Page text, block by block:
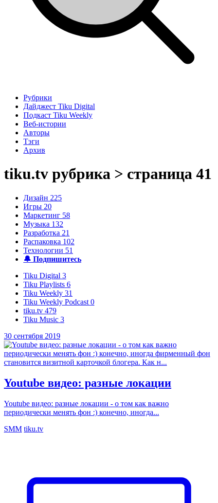
Рубрики
Дайджест Tiku Digital
Подкаст Tiku Weekly
Веб-истории
Авторы
Тэги
Архив
tiku.tv рубрика > страница 41
Дизайн 225
Игры 20
Маркетинг 58
Музыка 132
Разработка 21
Распаковка 102
Технологии 51
🔔 Подпишитесь
Tiku Digital 3
Tiku Playlists 6
Tiku Weekly 31
Tiku Weekly Podcast 0
tiku.tv 479
Tiku Music 3
30 сентября 2019
Youtube видео: разные локации
Youtube видео: разные локации - о том как важно
периодически менять фон :) конечно, иногда...
SMM tiku.tv